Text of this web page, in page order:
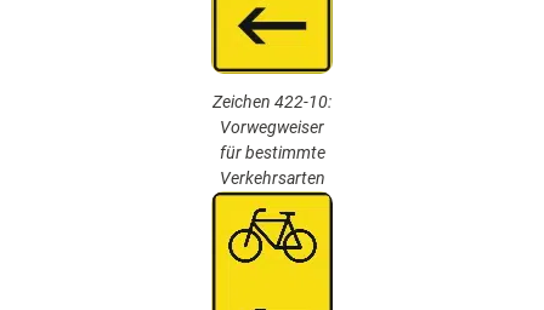
Zeichen 422-10:
Vorwegweiser
für bestimmte
Verkehrsarten